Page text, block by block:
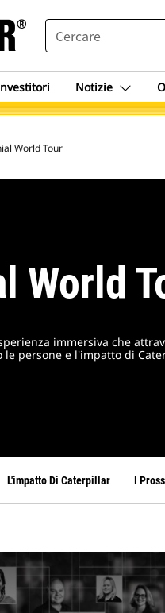
SEARCH
Notizie
World Tour
World
immersiva che
le persone e l'impatto di
L'impatto Di Caterpillar I